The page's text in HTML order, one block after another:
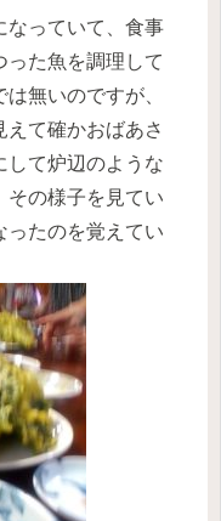
なっていて、食事
った魚を調理して
無いのですが、
て確かおばあさ
して炉辺のような
その様子を見てい
ったのを覚えてい